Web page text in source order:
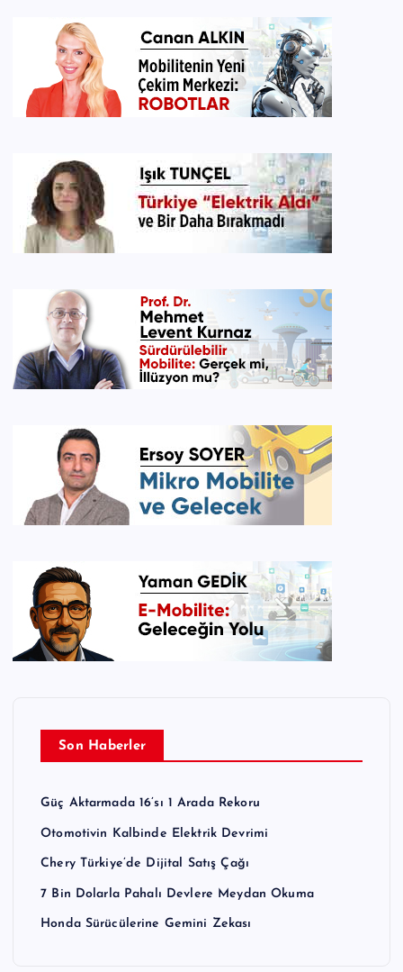
Son Haberler
Güç Aktarmada 16’sı 1 Arada Rekoru
Otomotivin Kalbinde Elektrik Devrimi
Chery Türkiye’de Dijital Satış Çağı
7 Bin Dolarla Pahalı Devlere Meydan Okuma
Honda Sürücülerine Gemini Zekası